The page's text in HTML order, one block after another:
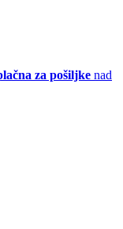
za pošiljke nad